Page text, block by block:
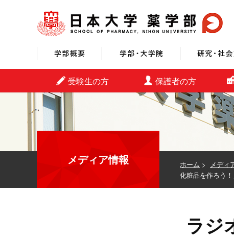
受験生の方 保護者の方
ホーム > メディ
化粧品を作ろう
ラジ
メディア情報